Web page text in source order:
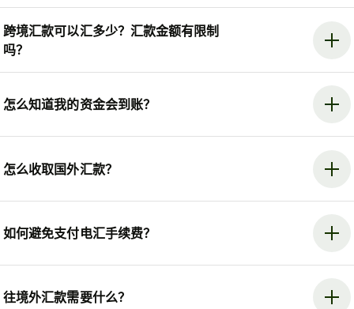
跨境汇款可以汇多少？汇款金额有限制
吗？
怎么知道我的资金会到账？
怎么收取国外汇款？
如何避免支付电汇手续费？
往境外汇款需要什么？